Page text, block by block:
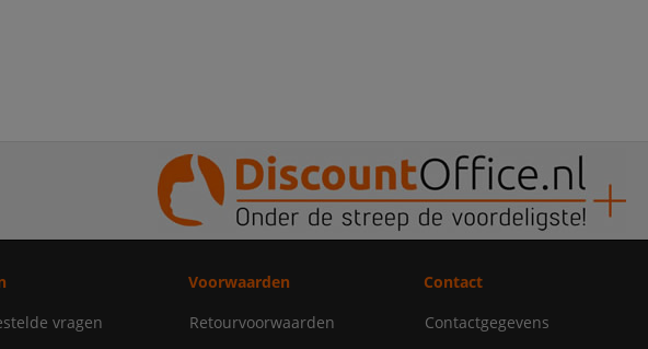
vragen
Voorwaarden
Retourvoorwaarden
Contact
Contactgegevens